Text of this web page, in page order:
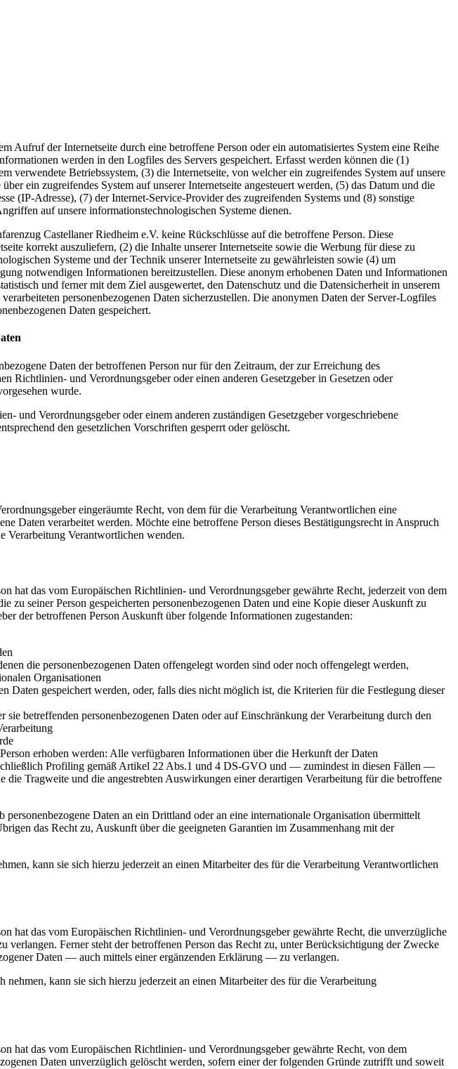
Aufruf der Internetseite durch eine betroffene Person oder ein automatisiertes System eine Reihe
werden in den Logfiles des Servers gespeichert. Erfasst werden können die (1)
verwendete Betriebssystem, (3) die Internetseite, von welcher ein zugreifendes System auf unsere
ein zugreifendes System auf unserer Internetseite angesteuert werden, (5) das Datum und die
(IP-Adresse), (7) der Internet-Service-Provider des zugreifenden Systems und (8) sonstige
auf unsere informationstechnologischen Systeme dienen.
Castellaner Riedheim e.V. keine Rückschlüsse auf die betroffene Person. Diese
korrekt auszuliefern, (2) die Inhalte unserer Internetseite sowie die Werbung für diese zu
Systeme und der Technik unserer Internetseite zu gewährleisten sowie (4) um
notwendigen Informationen bereitzustellen. Diese anonym erhobenen Daten und Informationen
und ferner mit dem Ziel ausgewertet, den Datenschutz und die Datensicherheit in unserem
personenbezogenen Daten sicherzustellen. Die anonymen Daten der Server-Logfiles
Daten gespeichert.
Daten der betroffenen Person nur für den Zeitraum, der zur Erreichung des
Richtlinien- und Verordnungsgeber oder einen anderen Gesetzgeber in Gesetzen oder
wurde.
und Verordnungsgeber oder einem anderen zuständigen Gesetzgeber vorgeschriebene
den gesetzlichen Vorschriften gesperrt oder gelöscht.
eingeräumte Recht, von dem für die Verarbeitung Verantwortlichen eine
Daten verarbeitet werden. Möchte eine betroffene Person dieses Bestätigungsrecht in Anspruch
Verarbeitung Verantwortlichen wenden.
hat das vom Europäischen Richtlinien- und Verordnungsgeber gewährte Recht, jederzeit von dem
seiner Person gespeicherten personenbezogenen Daten und eine Kopie dieser Auskunft zu
der betroffenen Person Auskunft über folgende Informationen zugestanden:
die personenbezogenen Daten offengelegt worden sind oder noch offengelegt werden,
Organisationen
Daten gespeichert werden, oder, falls dies nicht möglich ist, die Kriterien für die Festlegung dieser
betreffenden personenbezogenen Daten oder auf Einschränkung der Verarbeitung durch den
erhoben werden: Alle verfügbaren Informationen über die Herkunft der Daten
Profiling gemäß Artikel 22 Abs.1 und 4 DS-GVO und — zumindest in diesen Fällen —
Tragweite und die angestrebten Auswirkungen einer derartigen Verarbeitung für die betroffene
Daten an ein Drittland oder an eine internationale Organisation übermittelt
das Recht zu, Auskunft über die geeigneten Garantien im Zusammenhang mit der
kann sie sich hierzu jederzeit an einen Mitarbeiter des für die Verarbeitung Verantwortlichen
hat das vom Europäischen Richtlinien- und Verordnungsgeber gewährte Recht, die unverzügliche
verlangen. Ferner steht der betroffenen Person das Recht zu, unter Berücksichtigung der Zwecke
Daten — auch mittels einer ergänzenden Erklärung — zu verlangen.
kann sie sich hierzu jederzeit an einen Mitarbeiter des für die Verarbeitung
hat das vom Europäischen Richtlinien- und Verordnungsgeber gewährte Recht, von dem
Daten unverzüglich gelöscht werden, sofern einer der folgenden Gründe zutrifft und soweit